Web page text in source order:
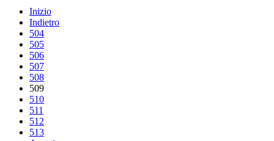
Inizio
Indietro
504
505
506
507
508
509
510
511
512
513